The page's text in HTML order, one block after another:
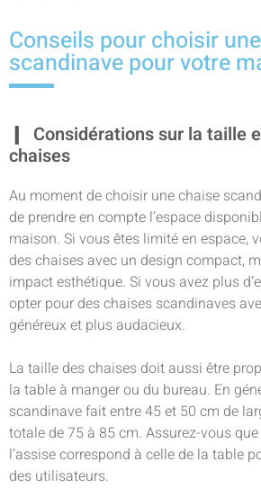
Conseils pour choisir
scandinave pour votre
Considérations sur la taille
chaises
Au moment de choisir une chaise
de prendre en compte l’espace
maison. Si vous êtes limité en espace,
des chaises avec un design compact,
impact esthétique. Si vous avez plus
opter pour des chaises scandinaves
généreux et plus audacieux.
La taille des chaises doit aussi être
la table à manger ou du bureau. En
scandinave fait entre 45 et 50 cm de
totale de 75 à 85 cm. Assurez-vous
l’assise correspond à celle de la table
des utilisateurs.